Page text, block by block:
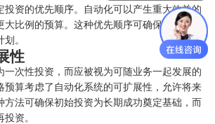
投资的优先顺序。自动化可以产生重大效益的
比例的预算。这种优先顺序可确保资源用于
。
性
一次性投资，而应被视为可随业务一起发展的
预算考虑了自动化系统的可扩展性，允许将来
方法可确保初始投资为长期成功奠定基础，而
资。